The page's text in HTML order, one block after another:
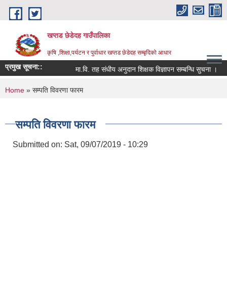
Skip to main content
खप्तड छेडेदह गाउँपालिका
कृषि ,शिक्षा,पर्यटन र पुर्वाधार खप्तड छेडेदह सम्बृदिको आधार
प्रमुख सूचना:: मा.वि. तह संधीय अनुदान शिक्षक विज्ञापन सम्बन्धि सुचना ।
You are here
Home » सम्पति विवरणा फारम
सम्पति विवरणा फारम
Submitted on: Sat, 09/07/2019 - 10:29